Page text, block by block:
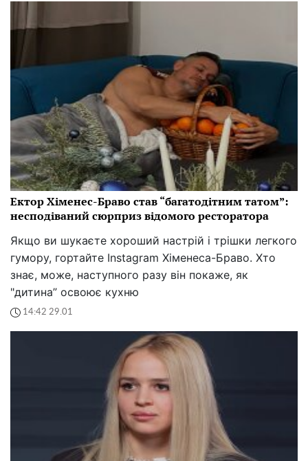
Ектор Хіменес-Браво став “багатодітним татом”:
несподіваний сюрприз відомого ресторатора
Якщо ви шукаєте хороший настрій і трішки легкого
гумору, гортайте Instagram Хіменеса-Браво. Хто
знає, може, наступного разу він покаже, як
"дитина” освоює кухню
14:42 29.01